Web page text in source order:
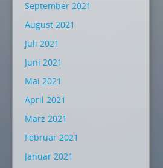
September 2021
August 2021
Juli 2021
Juni 2021
Mai 2021
April 2021
März 2021
Februar 2021
Januar 2021